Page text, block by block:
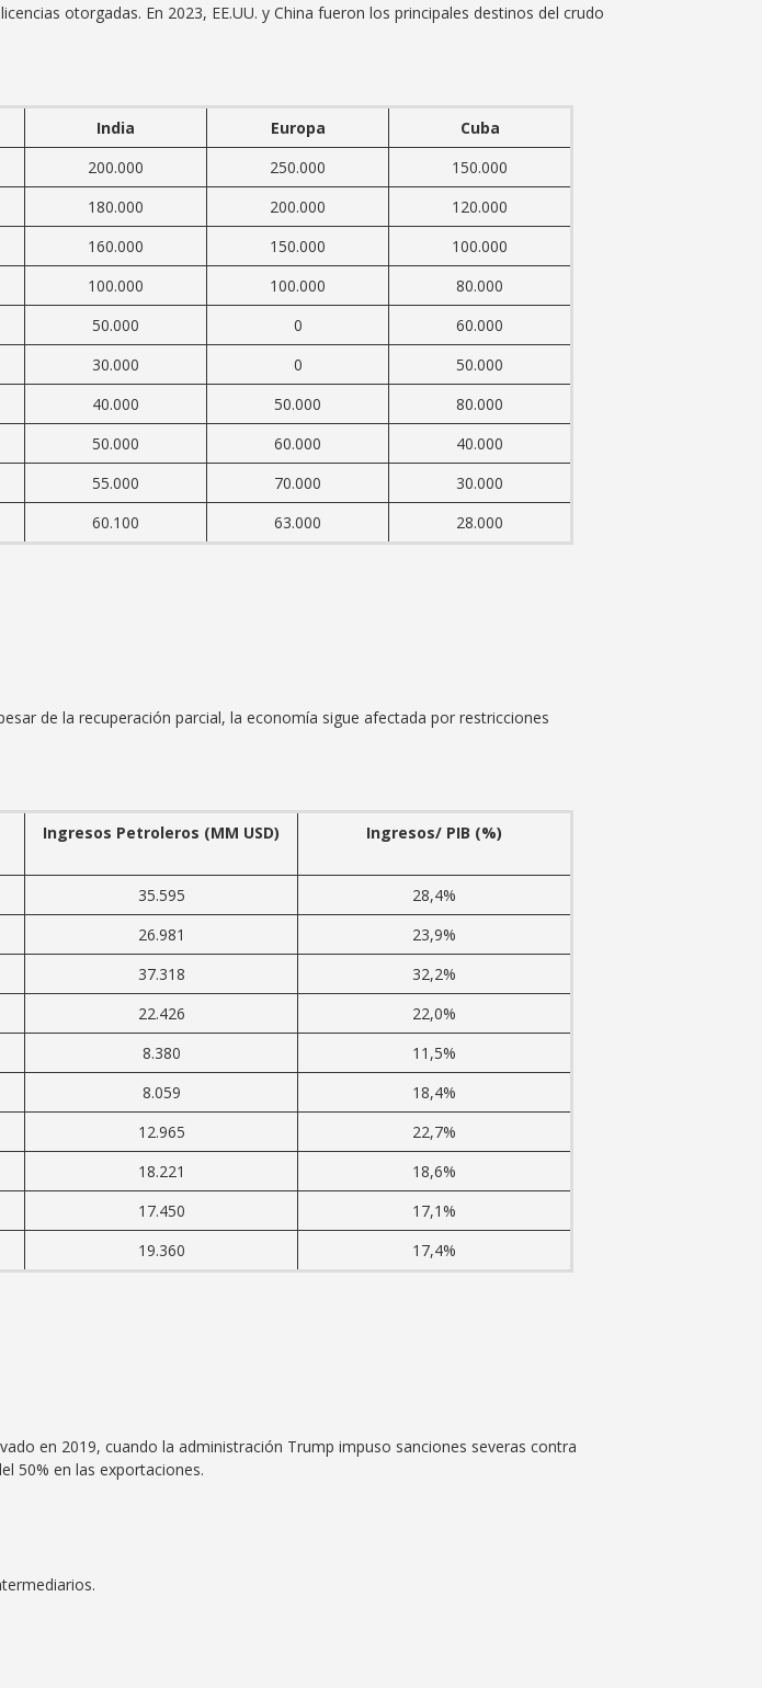
otorgadas. En 2023, EE.UU. y China fueron los principales destinos del crudo
India Europa
Cuba
200.000 250.000
150.000
180.000 200.000
120.000
160.000 150.000
100.000
100.000 100.000
80.000
50.000 0
60.000
30.000 0
50.000
40.000 50.000
80.000
50.000 60.000
40.000
55.000 70.000
30.000
60.100 63.000 28.000
de la recuperación parcial, la economía sigue afectada por restricciones
Ingresos Petroleros (MM USD) Ingresos/ PIB (%)
35.595
28,4%
26.981
23,9%
37.318
32,2%
22.426
22,0%
8.380
11,5%
8.059
18,4%
12.965
22,7%
18.221
18,6%
17.450
17,1%
19.360 17,4%
en 2019, cuando la administración Trump impuso sanciones severas contra
50% en las exportaciones.